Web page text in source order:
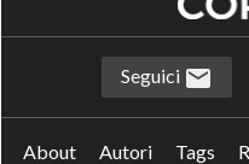
Seguici
About Autori Tags